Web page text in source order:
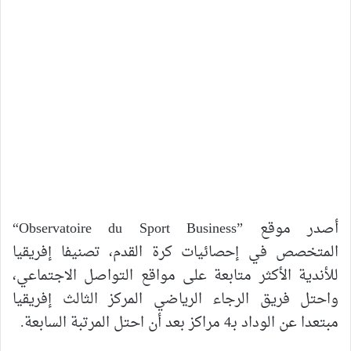
أصدر موقع ”Observatoire du Sport Business“
المتخصص في إحصائيات كرة القدم، تصنيفا إفريقيا
للأندية الأكثر متابعة على مواقع التواصل الاجتماعي،
واحتل فريق الرجاء الرياضي المركز الثالث إفريقيا
مبتعدا عن الوداد بـ4 مراكز بعد أن احتل المرتبة السابعة.